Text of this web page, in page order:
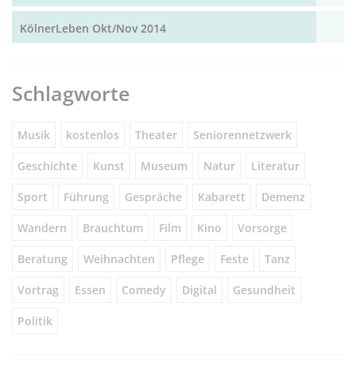
KölnerLeben Okt/Nov 2014
Schlagworte
Musik kostenlos Theater Seniorennetzwerk
Geschichte Kunst Museum Natur Literatur
Sport Führung Gespräche Kabarett Demenz
Wandern Brauchtum Film Kino Vorsorge
Beratung Weihnachten Pflege Feste Tanz
Vortrag Essen Comedy Digital Gesundheit
Politik